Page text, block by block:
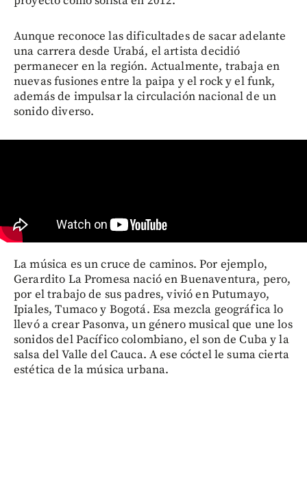
Aunque reconoce las dificultades de sacar adelante
una carrera desde Urabá, el artista decidió
permanecer en la región. Actualmente, trabaja en
nuevas fusiones entre la paipa y el rock y el funk,
además de impulsar la circulación nacional de un
sonido diverso.
La música es un cruce de caminos. Por ejemplo,
Gerardito La Promesa nació en Buenaventura, pero,
por el trabajo de sus padres, vivió en Putumayo,
Ipiales, Tumaco y Bogotá. Esa mezcla geográfica lo
llevó a crear Pasonva, un género musical que une los
sonidos del Pacífico colombiano, el son de Cuba y la
salsa del Valle del Cauca. A ese cóctel le suma cierta
estética de la música urbana.